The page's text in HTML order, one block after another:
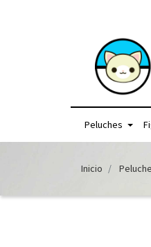
Peluches
Inicio